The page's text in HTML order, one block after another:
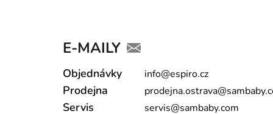
E-MAILY
Objednávky info@espiro.cz
Prodejna
Servis servis@sambaby.com